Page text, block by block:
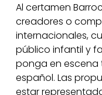
Al certamen
creadores o
internacionales,
público infantil y
ponga en escena
español. Las
estar